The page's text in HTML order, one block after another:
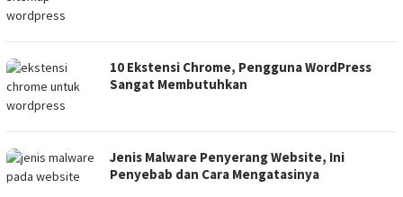
10 Ekstensi Chrome, Pengguna WordPress
Sangat Membutuhkan
Jenis Malware Penyerang Website, Ini
Penyebab dan Cara Mengatasinya